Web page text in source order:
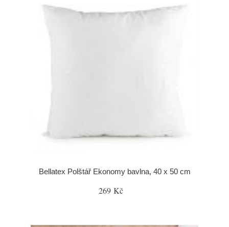
Bellatex Polštář Ekonomy bavlna, 40 x 50 cm
269 Kč